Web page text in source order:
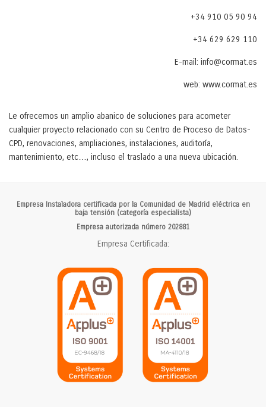
+34 910 05 90 94
+34 629 629 110
E-mail: info@cormat.es
web: www.cormat.es
Le ofrecemos un amplio abanico de soluciones para acometer
cualquier proyecto relacionado con su Centro de Proceso de Datos-
CPD, renovaciones, ampliaciones, instalaciones, auditoría,
mantenimiento, etc…, incluso el traslado a una nueva ubicación.
Empresa Instaladora certificada por la Comunidad de Madrid eléctrica en
baja tensión (categoría especialista)
Empresa autorizada número 202881
Empresa Certificada: